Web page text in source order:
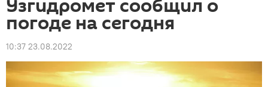
Узгидромет сообщил о
погоде на сегодня
10:37 23.08.2022